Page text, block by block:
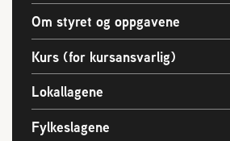
Om styret og oppgavene
Kurs (for kursansvarlig)
Lokallagene
Fylkeslagene